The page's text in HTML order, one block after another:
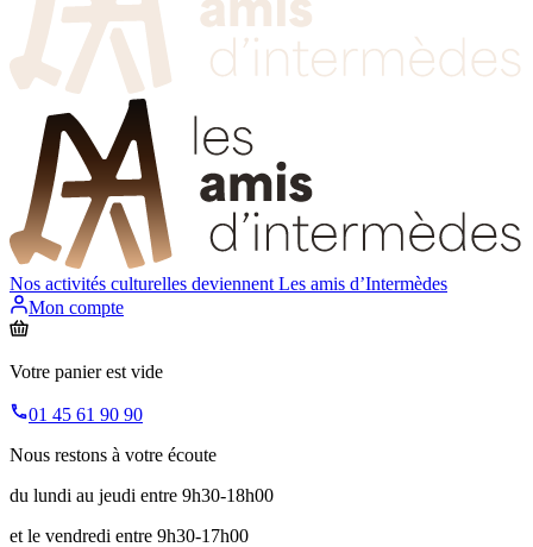
Nos activités culturelles deviennent Les amis d’Intermèdes
Mon compte
Votre panier est vide
01 45 61 90 90
Nous restons à votre écoute
du lundi au jeudi entre 9h30-18h00
et le vendredi entre 9h30-17h00